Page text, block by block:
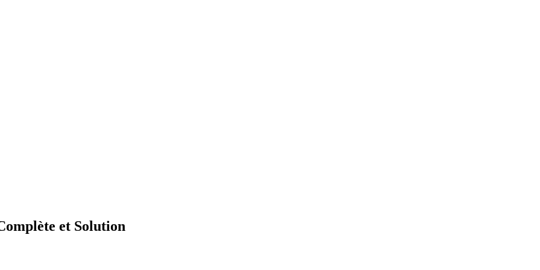
et Solution